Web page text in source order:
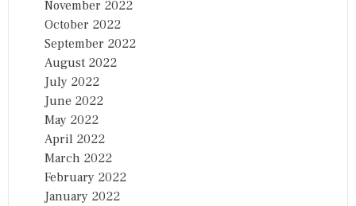
November 2022
October 2022
September 2022
August 2022
July 2022
June 2022
May 2022
April 2022
March 2022
February 2022
January 2022